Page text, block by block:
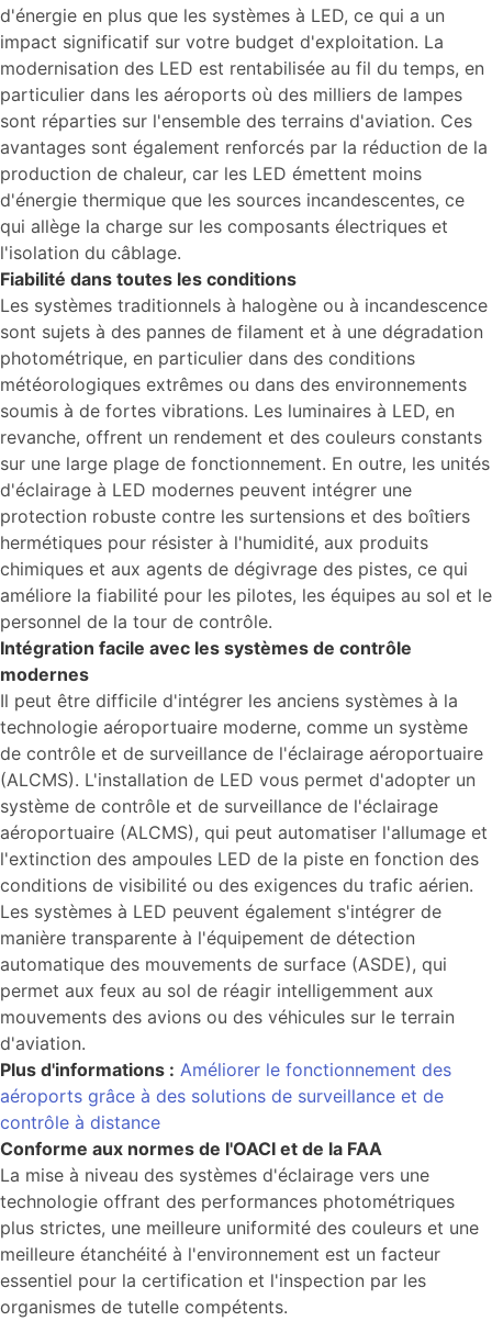
d'énergie en plus que les systèmes à LED, ce qui a un
impact significatif sur votre budget d'exploitation. La
modernisation des LED est rentabilisée au fil du temps, en
particulier dans les aéroports où des milliers de lampes
sont réparties sur l'ensemble des terrains d'aviation. Ces
avantages sont également renforcés par la réduction de la
production de chaleur, car les LED émettent moins
d'énergie thermique que les sources incandescentes, ce
qui allège la charge sur les composants électriques et
l'isolation du câblage.
Fiabilité dans toutes les conditions
Les systèmes traditionnels à halogène ou à incandescence
sont sujets à des pannes de filament et à une dégradation
photométrique, en particulier dans des conditions
météorologiques extrêmes ou dans des environnements
soumis à de fortes vibrations. Les luminaires à LED, en
revanche, offrent un rendement et des couleurs constants
sur une large plage de fonctionnement. En outre, les unités
d'éclairage à LED modernes peuvent intégrer une
protection robuste contre les surtensions et des boîtiers
hermétiques pour résister à l'humidité, aux produits
chimiques et aux agents de dégivrage des pistes, ce qui
améliore la fiabilité pour les pilotes, les équipes au sol et le
personnel de la tour de contrôle.
Intégration facile avec les systèmes de contrôle
modernes
Il peut être difficile d'intégrer les anciens systèmes à la
technologie aéroportuaire moderne, comme un système
de contrôle et de surveillance de l'éclairage aéroportuaire
(ALCMS). L'installation de LED vous permet d'adopter un
système de contrôle et de surveillance de l'éclairage
aéroportuaire (ALCMS), qui peut automatiser l'allumage et
l'extinction des ampoules LED de la piste en fonction des
conditions de visibilité ou des exigences du trafic aérien.
Les systèmes à LED peuvent également s'intégrer de
manière transparente à l'équipement de détection
automatique des mouvements de surface (ASDE), qui
permet aux feux au sol de réagir intelligemment aux
mouvements des avions ou des véhicules sur le terrain
d'aviation.
Plus d'informations : Améliorer le fonctionnement des
aéroports grâce à des solutions de surveillance et de
contrôle à distance
Conforme aux normes de l'OACI et de la FAA
La mise à niveau des systèmes d'éclairage vers une
technologie offrant des performances photométriques
plus strictes, une meilleure uniformité des couleurs et une
meilleure étanchéité à l'environnement est un facteur
essentiel pour la certification et l'inspection par les
organismes de tutelle compétents.